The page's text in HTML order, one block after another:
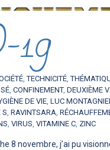
19
,TECHNICITÉ,
, CONFINEMENT, DEUXIÈME
DE VIE, LUC
S, RAVINTSARA,
, VIRUS, VITAMINE C, ZINC
8 novembre, j’ai pu